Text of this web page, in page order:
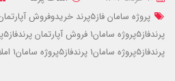
پروژه سامان فاز5پرند
خریدوفروش آپارتمان
پرندفاز5پروژه سامان1
فروش آپارتمان پرندفاز5پروژه سامان1
پرندفاز5پروژه سامان1
پرندفاز5پروژه سامان1